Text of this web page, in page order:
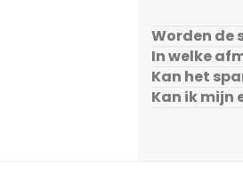
Worden de
In welke
Kan het
Kan ik mijn